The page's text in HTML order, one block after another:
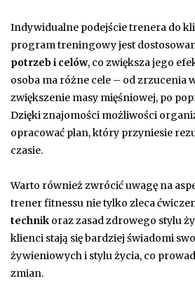
Indywidualne podejście trenera do
program treningowy jest
potrzeb i celów, co zwiększa jego
osoba ma różne cele – od zrzucenia
zwiększenie masy mięśniowej, po
Dzięki znajomości możliwości
opracować plan, który przyniesie
czasie.
Warto również zwrócić uwagę na
trener fitnessu nie tylko zleca
technik oraz zasad zdrowego stylu
klienci stają się bardziej świadomi
żywieniowych i stylu życia, co
zmian.